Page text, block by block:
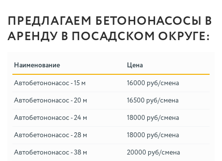
ПРЕДЛАГАЕМ БЕТОНОНАСОСЫ В
АРЕНДУ В ПОСАДСКОМ ОКРУГЕ:
Наименование Цена
Автобетононасос - 15 м 16000 руб/смена
Автобетононасос - 20 м 16500 руб/смена
Автобетононасос - 24 м 18000 руб/смена
Автобетононасос - 28 м 18000 руб/смена
Автобетононасос - 38 м 20000 руб/смена